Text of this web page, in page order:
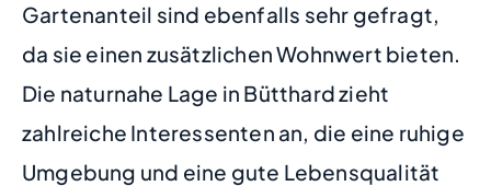
Gartenanteil sind ebenfalls sehr gefragt,
da sie einen zusätzlichen Wohnwert bieten.
Die naturnahe Lage in Bütthard zieht
zahlreiche Interessenten an, die eine ruhige
Umgebung und eine gute Lebensqualität